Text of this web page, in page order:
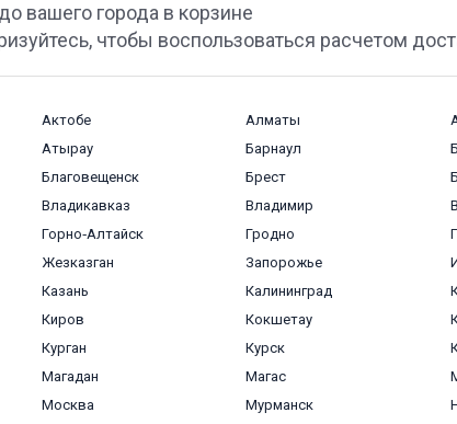
вашего города в корзине
чтобы воспользоваться расчетом
Актобе Алматы
Атырау Барнаул
Благовещенск Брест
Владикавказ Владимир
Горно‑Алтайск Гродно
Жезказган Запорожье
Казань Калининград
Киров Кокшетау
Курган Курск
Магадан Магас
Москва Мурманск